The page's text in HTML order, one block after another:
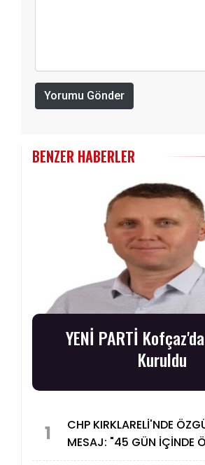
Yorumu Gönder
BENZER HABERLER
YENİ PARTİ
Kuruldu
1
CHP KIRKLARELİ'NDE
MESAJ: "45 GÜN İÇİNDE